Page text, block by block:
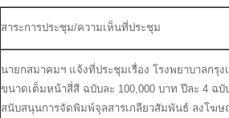
สาระการประชุม/ความเห็นที่ประชุม
นายกสมาคมฯ แจ้งที่ประชุมเรื่อง โรงพยาบาลก
ขนาดเต็มหน้าสี่สี ฉบับละ 100,000 บาท ปีละ 4 ฉบั
สนับสนุนการจัดพิมพ์จุลสารเกลียวสัมพันธ์ ลงโฆ